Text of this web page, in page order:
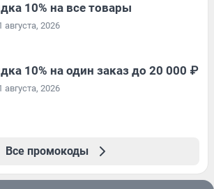
10% на все товары
августа, 2026
10% на один заказ до 20 000 ₽
августа, 2026
Все промокоды